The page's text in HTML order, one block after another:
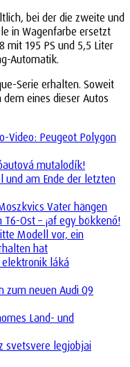
bei der die zweite und
in Wagenfarbe ersetzt
mit 195 PS und 5,5 Liter
Automatik.
Serie erhalten. Soweit
eines dieser Autos
Video: Peugeot Polygon
mutalodík!
und am Ende der letzten
Vater hängen
T6-Ost – ¡af egy bökkenő!
Modell vor, ein
hat
elektronik láká
zum neuen Audi Q9
Land- und
svetsvere legjobjai